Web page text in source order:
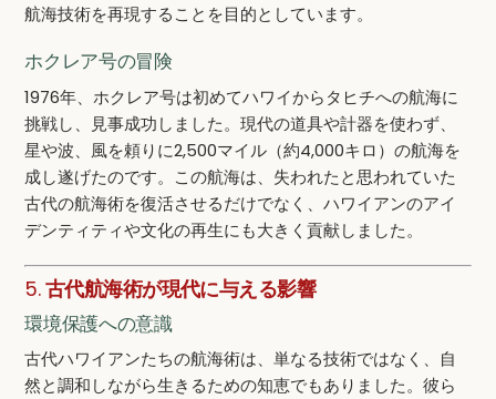
航海技術を再現することを目的としています。
ホクレア号の冒険
1976年、ホクレア号は初めてハワイからタヒチへの航海に
挑戦し、見事成功しました。現代の道具や計器を使わず、
星や波、風を頼りに2,500マイル（約4,000キロ）の航海を
成し遂げたのです。この航海は、失われたと思われていた
古代の航海術を復活させるだけでなく、ハワイアンのアイ
デンティティや文化の再生にも大きく貢献しました。
5.古代航海術が現代に与える影響
環境保護への意識
古代ハワイアンたちの航海術は、単なる技術ではなく、自
然と調和しながら生きるための知恵でもありました。彼ら